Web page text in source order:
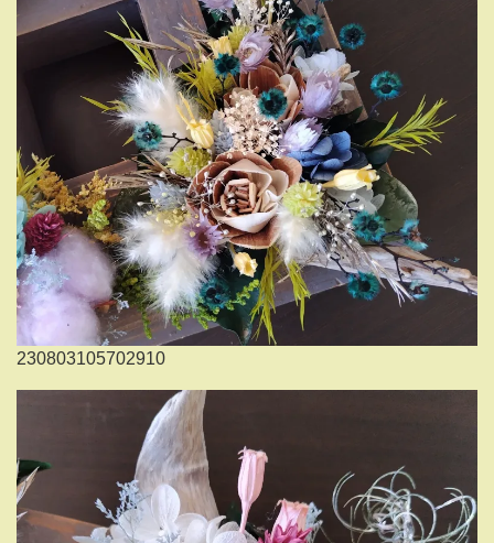
230803105702910